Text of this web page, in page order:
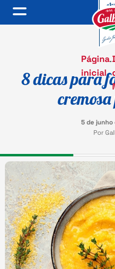
Página
inicial
.
8 dicas para
5 de junho
Por